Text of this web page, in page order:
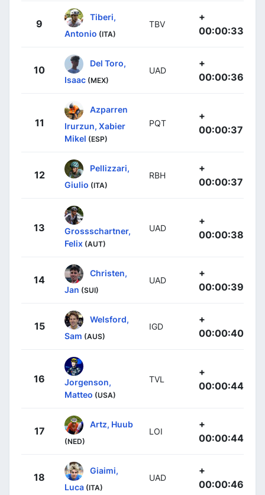
9
Tiberi,
Antonio (ITA)
TBV
+
00:00:33
10
Del Toro,
Isaac (MEX)
UAD
+
00:00:36
11
Azparren
Irurzun, Xabier
Mikel (ESP)
PQT
+
00:00:37
12
Pellizzari,
Giulio (ITA)
RBH
+
00:00:37
13
Grossschartner,
Felix (AUT)
UAD
+
00:00:38
14
Christen,
Jan (SUI)
UAD
+
00:00:39
15
Welsford,
Sam (AUS)
IGD
+
00:00:40
16
Jorgenson,
Matteo (USA)
TVL
+
00:00:44
17
Artz, Huub
(NED)
LOI
+
00:00:44
18
Giaimi,
Luca (ITA)
UAD
+
00:00:46